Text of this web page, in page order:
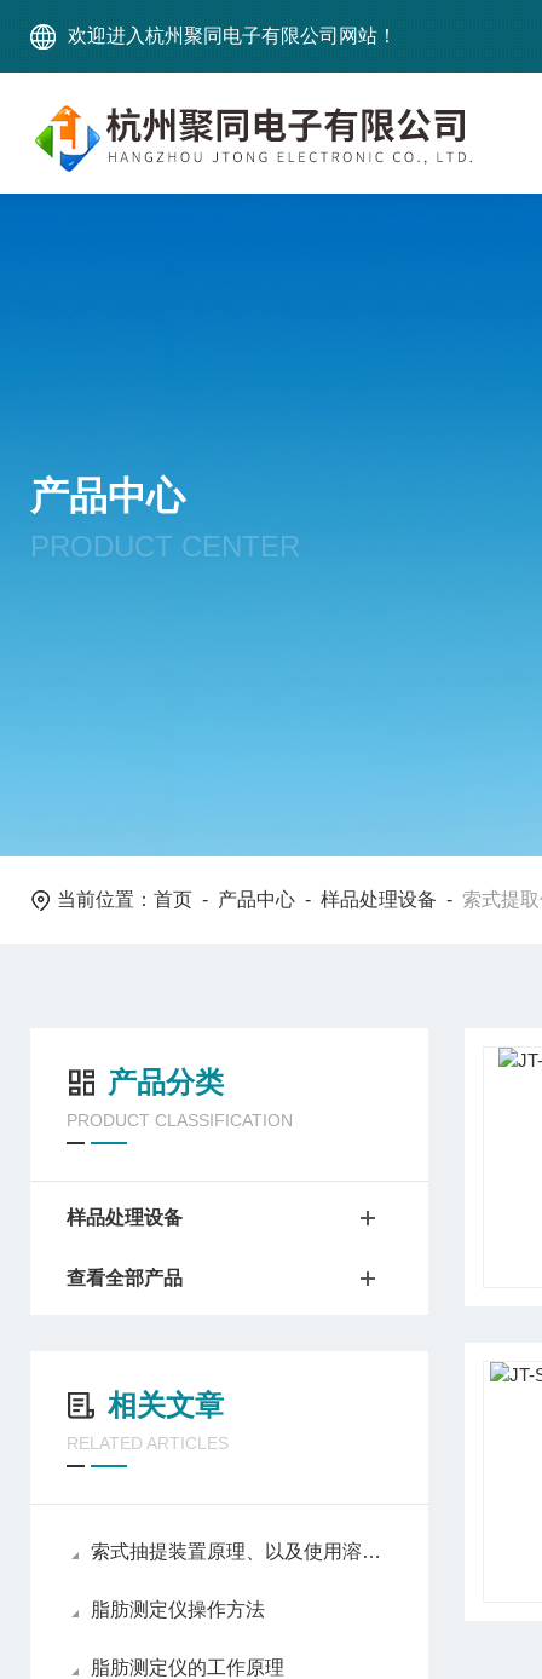
欢迎进入杭州聚同电子有限公司网站！
产品中心
PRODUCT CENTER
当前位置： 首页 - 产品中心 - 样品处理设备 - 索式提
产品分类
PRODUCT CLASSIFICATION
样品处理设备
查看全部产品
相关文章
RELATED ARTICLES
索式抽提装置原理、以及使用溶剂时,应该注意的事项
脂肪测定仪操作方法
脂肪测定仪的工作原理